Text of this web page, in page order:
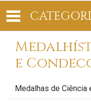
e
Medalhas de Ciência